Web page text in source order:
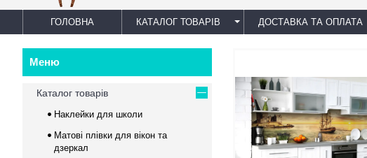
ГОЛОВНА КАТАЛОГ ТОВАРІВ ДОСТАВКА ТА ОПЛАТА
Каталог товарів
Наклейки для школи
Матові плівки для вікон та
дзеркал